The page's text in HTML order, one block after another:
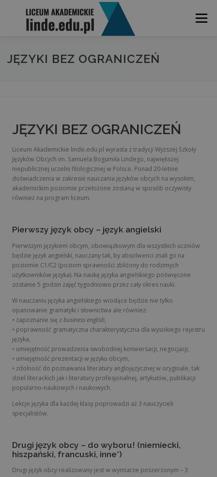
Menu
HOME REKRUTACJA OPINIE O LICEUM
JĘZYKI BEZ OGRANICZEŃ
JĘZYKI BEZ OGRANICZEŃ
Liceum Akademickie linde.edu.pl wyrasta z tradycji Wyższej Szkoły
Języków Obcych im. Samuela Bogumiła Lindego, największej
niepublicznej uczelni filologicznej w Polsce. Ponad 20-letnie
doświadczenia w zakresie nauczania języków obcych na wysokim,
akademickim poziomie przełożone zostaną w sposób oczywisty
również na program liceum.
Pierwszy język obcy – język angielski
Pierwszym językiem obcym, obowiązkowym dla wszystkich uczniów
będzie język angielski, nauczany tak, by absolwenci znali go na
poziomie C1/C2 (poziom sprawności zbliżony do rodzimych
użytkowników języka). Na naukę języka angielskiego poświęcone
zostanie 5 godzin zajęć tygodniowo przez cały okres nauki.
W nauczaniu języka angielskiego wiodące będzie nie tylko
opanowanie gramatyki i słownictwa ale również:
• zapoznanie się zbusiness english,
• poprawność gramatyczna charakterystyczna dla wysokiego rejestru
języka,
• umiejętność prowadzenia swobodnej konwersacji, negocjacji,
• umiejętność prezentacji w języku obcym,
• zdolność do poznawania literatury anglojęzycznej w oryginale, tak
dziel literackich jak i literatury profesjonalnej, artykułów, publikacji
popularno-naukowych i naukowych.
Lekcje języka dla każdej klasy poprowadzi aż 3 nauczycieli
specjalistów.
Drugi język obcy – do wyboru! (niemiecki,
hiszpański, francuski, inne*)
Drugi język obcy realizowany jest w wymiarze poszerzonym – 3